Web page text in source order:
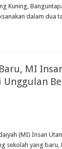
Kuning,
dalam dua
MI
Unggulan
(MI) Insan
sekolah yang baru,